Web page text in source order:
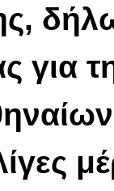
για